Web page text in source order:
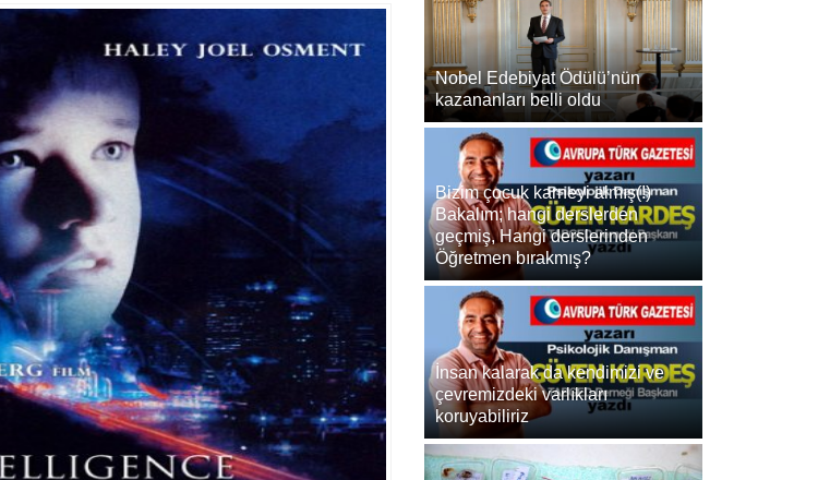
Nobel Edebiyat Ödülü’nün
kazananları belli oldu
Bizim çocuk karneyi almış(!)
Bakalım; hangi derslerden
geçmiş, Hangi derslerinden
Öğretmen bırakmış?
İnsan kalarak da kendimizi ve
çevremizdeki varlıkları
koruyabiliriz